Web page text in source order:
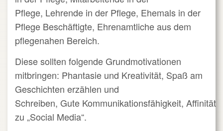
Pflege, Lehrende in der Pflege, Ehemals in der
Pflege Beschäftigte, Ehrenamtliche aus dem
pflegenahen Bereich.
Diese sollten folgende Grundmotivationen
mitbringen: Phantasie und Kreativität, Spaß am
Geschichten erzählen und
Schreiben, Gute Kommunikationsfähigkeit, Affinität
zu „Social Media“.